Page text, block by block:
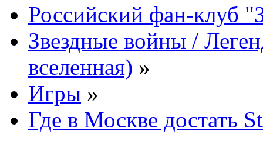
Российский фан-клуб
Звездные войны /
вселенная) »
Игры »
Где в Москве достать